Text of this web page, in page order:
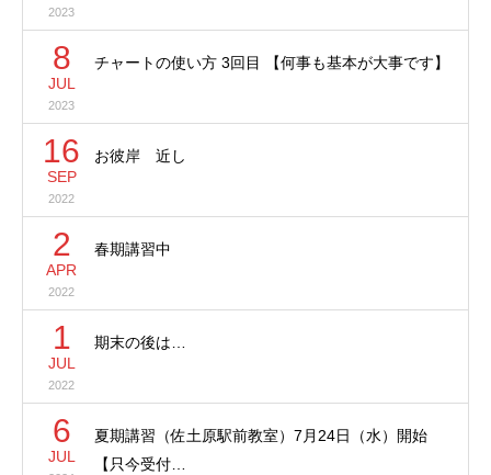
2023
8
JUL
2023
チャートの使い方 3回目 【何事も基本が大事です】
16
SEP
2022
お彼岸 近し
2
APR
2022
春期講習中
1
JUL
2022
期末の後は…
6
JUL
夏期講習（佐土原駅前教室）7月24日（水）開始
【只今受付…